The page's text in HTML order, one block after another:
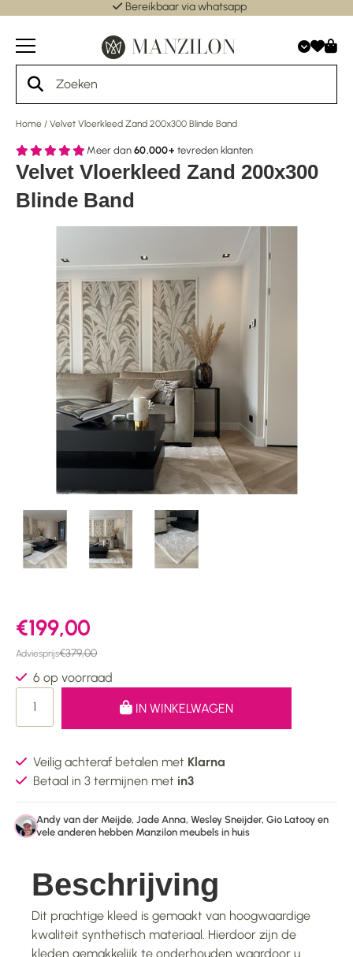
Bereikbaar via whatsapp
Home / Velvet Vloerkleed Zand 200x300 Blinde Band
Meer dan 60.000+ tevreden klanten
Velvet Vloerkleed Zand 200x300
Blinde Band
€199,00
Adviesprijs€379,00
6 op voorraad
IN WINKELWAGEN
Veilig achteraf betalen met Klarna
Betaal in 3 termijnen met in3
Andy van der Meijde, Jade Anna, Wesley Sneijder, Gio Latooy en
vele anderen hebben Manzilon meubels in huis
Beschrijving
Dit prachtige kleed is gemaakt van hoogwaardige
kwaliteit synthetisch materiaal. Hierdoor zijn de
kleden gemakkelijk te onderhouden waardoor u